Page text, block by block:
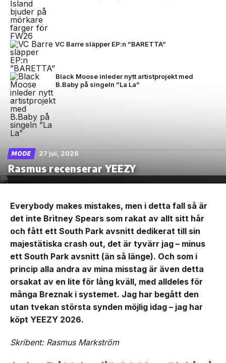
VC Barre släpper EP:n ”BARETTA”
Black Moose inleder nytt artistprojekt med
B.Baby på singeln ”La La”
MODE 27 jul, 2026
Rasmus recenserar YEEZY
Everybody makes mistakes, men i detta fall så är
det inte Britney Spears som rakat av allt sitt hår
och fått ett South Park avsnitt dedikerat till sin
majestätiska crash out, det är tyvärr jag – minus
ett South Park avsnitt (än så länge). Och som i
princip alla andra av mina misstag är även detta
orsakat av en lite för lång kväll, med alldeles för
många Breznak i systemet. Jag har begått den
utan tvekan största synden möjlig idag – jag har
köpt YEEZY 2026.
Skribent: Rasmus Markström